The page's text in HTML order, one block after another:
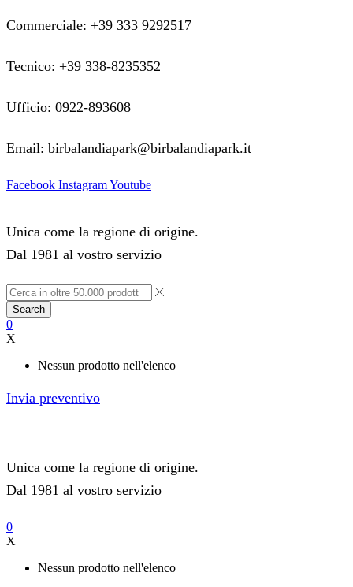
Commerciale: +39 333 9292517
Tecnico: +39 338-8235352
Ufficio: 0922-893608
Email: birbalandiapark@birbalandiapark.it
Facebook InstagramYoutube
Unica come la regione di origine.
Dal 1981 al vostro servizio
Search
0
X
Nessun prodotto nell'elenco
Invia preventivo
Unica come la regione di origine.
Dal 1981 al vostro servizio
0
X
Nessun prodotto nell'elenco